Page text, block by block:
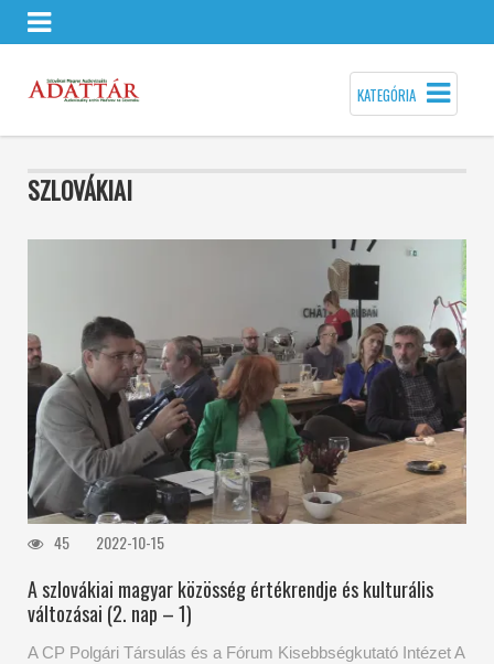
KATEGÓRIA
SZLOVÁKIAI
45 2022-10-15
A szlovákiai magyar közösség értékrendje és kulturális
változásai (2. nap – 1)
A CP Polgári Társulás és a Fórum Kisebbségkutató Intézet A